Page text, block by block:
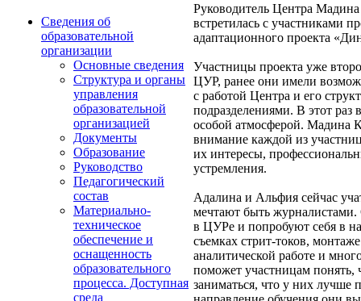
Сведения об
образовательной
организации
Основные сведения
Структура и органы
управления
образовательной
организацией
Документы
Образование
Руководство
Педагогический
состав
Материально-
техническое
обеспечение и
оснащенность
образовательного
процесса. Доступная
среда
Руководитель Центра
встретилась с участниками
адаптационного проекта
Участницы проекта уже
ЦУР, ранее они имели
с работой Центра и его
подразделениями. В этот раз
особой атмосферой. Мадина
внимание каждой из
их интересы,
устремления.
Адалина и Альфия сейчас
мечтают быть журналистами.
в ЦУРе и попробуют себя в
съемках стрит-токов,
аналитической работе и
поможет участницам понять,
заниматься, что у них лучше